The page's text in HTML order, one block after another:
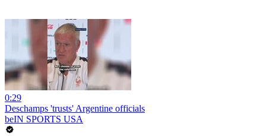
0:29
Deschamps 'trusts' Argentine officials
beIN SPORTS USA